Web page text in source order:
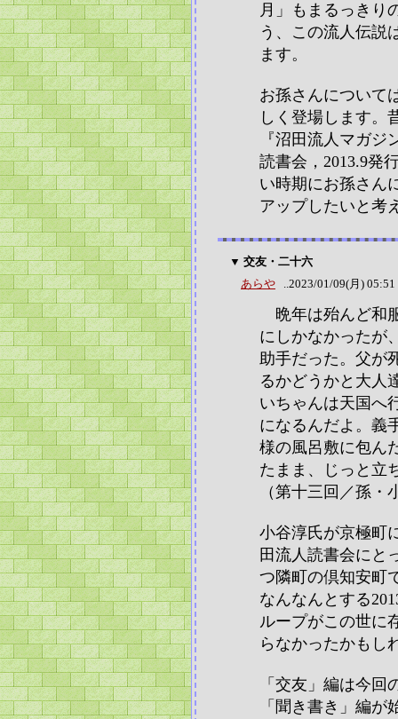
月」もまるっきり
う、この流人伝説
ます。
お孫さんについて
しく登場します。
『沼田流人マガ
読書会，2013.9発
い時期にお孫さん
アップしたいと考
▼ 交友・二十六
あらや ..2023/01/09(月)
晩年は殆んど和
にしかなかったが
助手だった。父が
るかどうかと大人
いちゃんは天国へ
になるんだよ。義
様の風呂敷に包ん
たまま、じっと立
（第十三回／孫・
小谷淳氏が京極町
田流人読書会にと
つ隣町の倶知安町
なんなんとする
ループがこの世に
らなかったかもし
「交友」編は今
「聞き書き」編